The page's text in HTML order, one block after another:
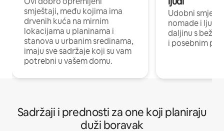
smještaji, među kojima ima
drvenih kuća na mirnim
lokacijama u planinama i
stanova u urbanim sredinama,
imaju sve sadržaje koji su vam
potrebni u vašem domu.
Udobni
nomade i ljude
daljinu s
i posebnim
Sadržaji i prednosti za one koji planiraju
duži boravak